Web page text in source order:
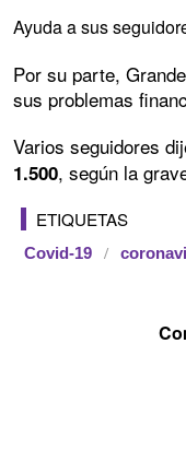
Ayuda a sus
Por su parte,
sus problemas
Varios seguidores
1.500, según la
ETIQUETAS
Covid-19